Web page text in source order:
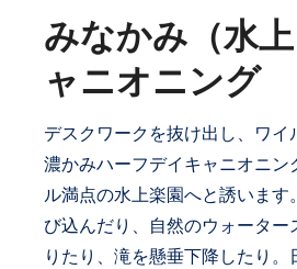
みなかみ（水
ャニオニング
デスクワークを抜け出し、ワイ
濃かみハーフデイキャニオニン
ル満点の水上楽園へと誘います
び込んだり、自然のウォーター
りたり、滝を懸垂下降したり